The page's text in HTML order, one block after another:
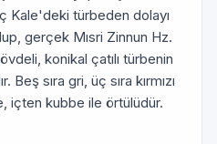
Kale'deki türbeden dolayı
gerçek Mısri Zinnun Hz.
konikal çatılı türbenin
sıra gri, üç sıra kırmızı
içten kubbe ile örtülüdür.